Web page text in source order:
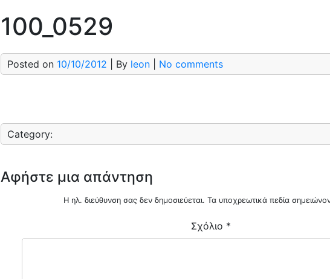
100_0529
Posted on 10/10/2012 | By leon No comments
Category:
Αφήστε μια απάντηση
Η ηλ. διεύθυνση σας δεν δημοσιεύεται. Τα υποχρεωτικά πεδία
Σχόλιο *